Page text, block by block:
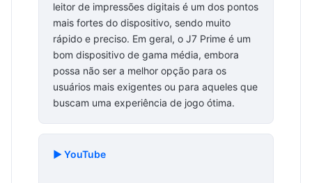
leitor de impressões digitais é um dos pontos
mais fortes do dispositivo, sendo muito
rápido e preciso. Em geral, o J7 Prime é um
bom dispositivo de gama média, embora
possa não ser a melhor opção para os
usuários mais exigentes ou para aqueles que
buscam uma experiência de jogo ótima.
▶️ YouTube